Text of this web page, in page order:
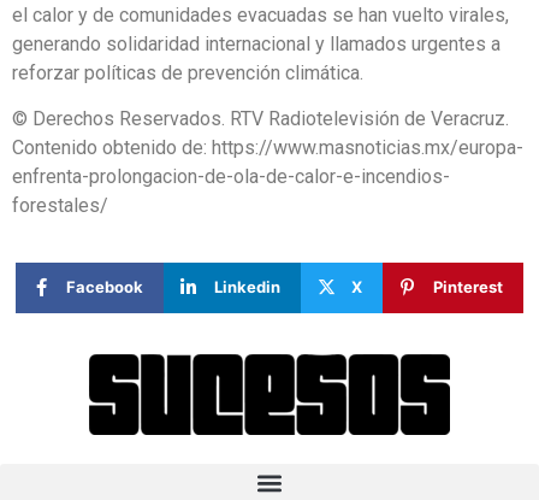
el calor y de comunidades evacuadas se han vuelto virales,
generando solidaridad internacional y llamados urgentes a
reforzar políticas de prevención climática.
© Derechos Reservados. RTV Radiotelevisión de Veracruz.
Contenido obtenido de: https://www.masnoticias.mx/europa-
enfrenta-prolongacion-de-ola-de-calor-e-incendios-
forestales/
Facebook Linkedin X Pinterest